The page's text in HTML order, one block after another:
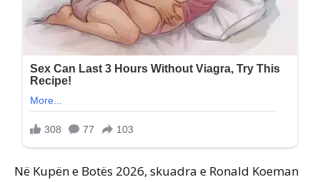
Në Kupën e Botës 2026, skuadra e Ronald Koeman